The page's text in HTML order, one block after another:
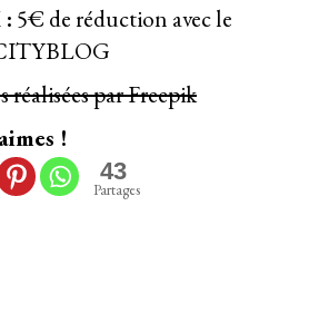
: 5€ de réduction avec le
réalisées parFreepik
!
43
Partages